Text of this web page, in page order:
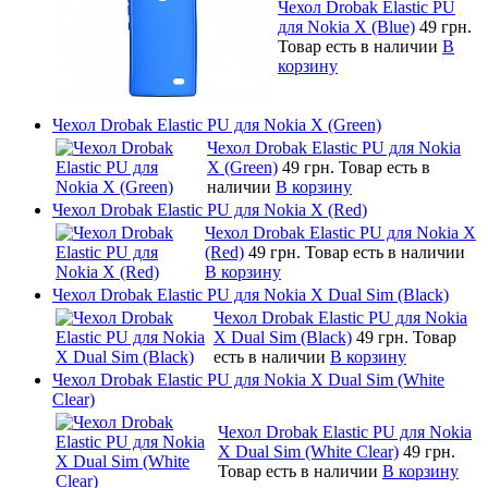
Чехол Drobak Elastic PU
для Nokia X (Blue) 49 грн.
Товар есть в наличии В
корзину
Чехол Drobak Elastic PU для Nokia X (Green)
Чехол Drobak Elastic PU для Nokia
X (Green) 49 грн. Товар есть в
наличии В корзину
Чехол Drobak Elastic PU для Nokia X (Red)
Чехол Drobak Elastic PU для Nokia X
(Red) 49 грн. Товар есть в наличии
В корзину
Чехол Drobak Elastic PU для Nokia X Dual Sim (Black)
Чехол Drobak Elastic PU для Nokia
X Dual Sim (Black) 49 грн. Товар
есть в наличии В корзину
Чехол Drobak Elastic PU для Nokia X Dual Sim (White
Clear)
Чехол Drobak Elastic PU для Nokia
X Dual Sim (White Clear) 49 грн.
Товар есть в наличии В корзину